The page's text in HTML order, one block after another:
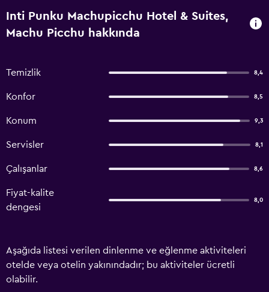
Inti Punku Machupicchu Hotel & Suites,
Machu Picchu hakkında
Temizlik 8,4
Konfor 8,5
Konum 9,3
Servisler 8,1
Çalışanlar 8,6
Fiyat-kalite
dengesi
8,0
Aşağıda listesi verilen dinlenme ve eğlenme aktiviteleri
otelde veya otelin yakınındadır; bu aktiviteler ücretli
olabilir.